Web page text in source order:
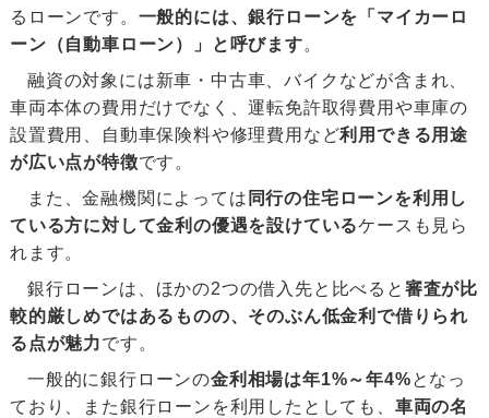
るローンです。 一般的には、銀行ローンを「マイカーロ
ーン（自動車ローン）」と呼びます。
融資の対象には新車・中古車、バイクなどが含まれ、
車両本体の費用だけでなく、運転免許取得費用や車庫の
設置費用、自動車保険料や修理費用など利用できる用途
が広い点が特徴です。
また、金融機関によっては 同行の住宅ローンを利用し
ている方に対して金利の優遇を設けているケースも見ら
れます。
銀行ローンは、ほかの2つの借入先と比べると 審査が比
較的厳しめではあるものの、そのぶん低金利で借りられ
る点が魅力です。
一般的に銀行ローンの金利相場は年1%～年4%となっ
ており、また銀行ローンを利用したとしても、 車両の名